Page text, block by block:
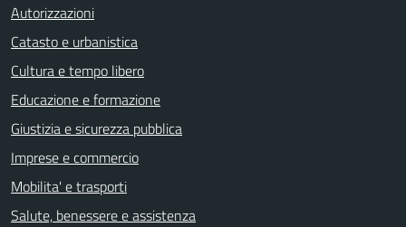
Autorizzazioni
Catasto e urbanistica
Cultura e tempo libero
Educazione e formazione
Giustizia e sicurezza pubblica
Imprese e commercio
Mobilita' e trasporti
Salute, benessere e assistenza